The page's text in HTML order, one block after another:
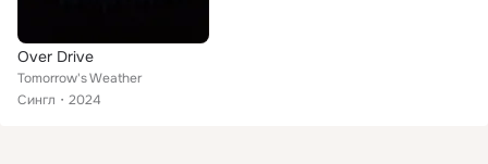
Over Drive
Tomorrow's Weather
Сингл
2024